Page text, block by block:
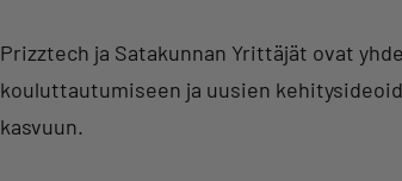
Prizztech ja Satakunnan Yrittäjät ovat
kouluttautumiseen ja uusien
kasvuun.